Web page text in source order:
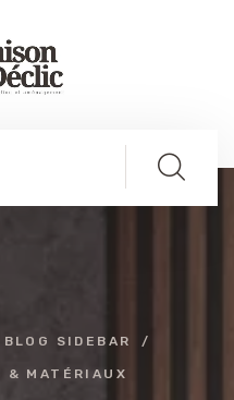
BLOG SIDEBAR
& MATÉRIAUX